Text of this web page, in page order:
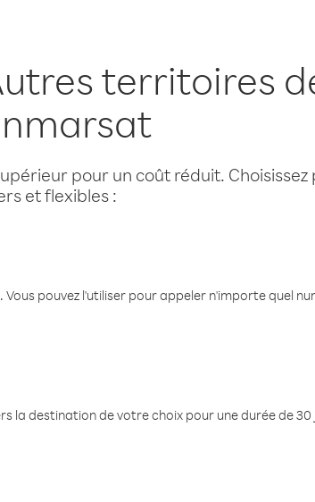
territoires
pour un coût réduit.
et flexibles :
pouvez l'utiliser pour appeler n'importe quel
la destination de votre choix pour une durée de 30